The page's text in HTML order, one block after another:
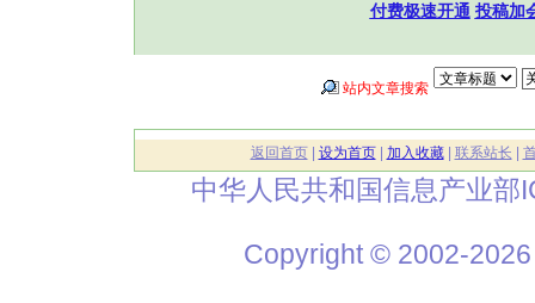
付费极速开通 投稿加
站内文章搜索
返回首页| 设为首页| 加入收藏| 联系站长
中华人民共和国信息产业部
Copyright © 2002-